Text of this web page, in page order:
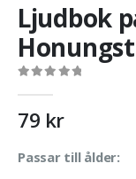
Ljudbok
79 kr
Passar till ålder: